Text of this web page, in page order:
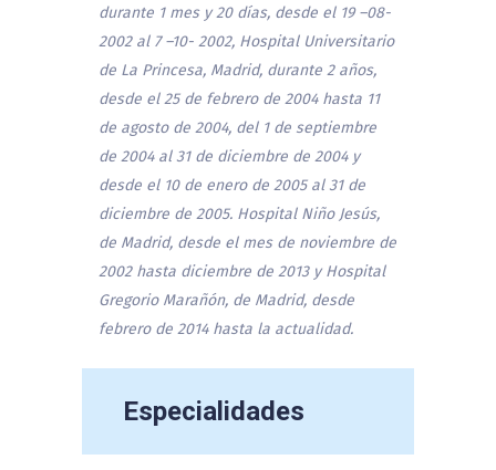
durante 1 mes y 20 días, desde el 19 –08-
2002 al 7 –10- 2002, Hospital Universitario
de La Princesa, Madrid, durante 2 años,
desde el 25 de febrero de 2004 hasta 11
de agosto de 2004, del 1 de septiembre
de 2004 al 31 de diciembre de 2004 y
desde el 10 de enero de 2005 al 31 de
diciembre de 2005. Hospital Niño Jesús,
de Madrid, desde el mes de noviembre de
2002 hasta diciembre de 2013 y Hospital
Gregorio Marañón, de Madrid, desde
febrero de 2014 hasta la actualidad.
Especialidades